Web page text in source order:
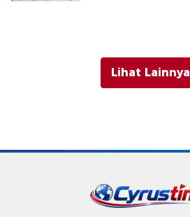
Lihat Lainnya